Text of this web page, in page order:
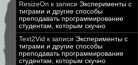
ResizeOn к записи Эксперименты с
тиграми и другие способы
преподавать программирование
студентам, которым скучно
Text2Vid к записи Эксперименты с
тиграми и другие способы
преподавать программирование
студентам, которым скучно